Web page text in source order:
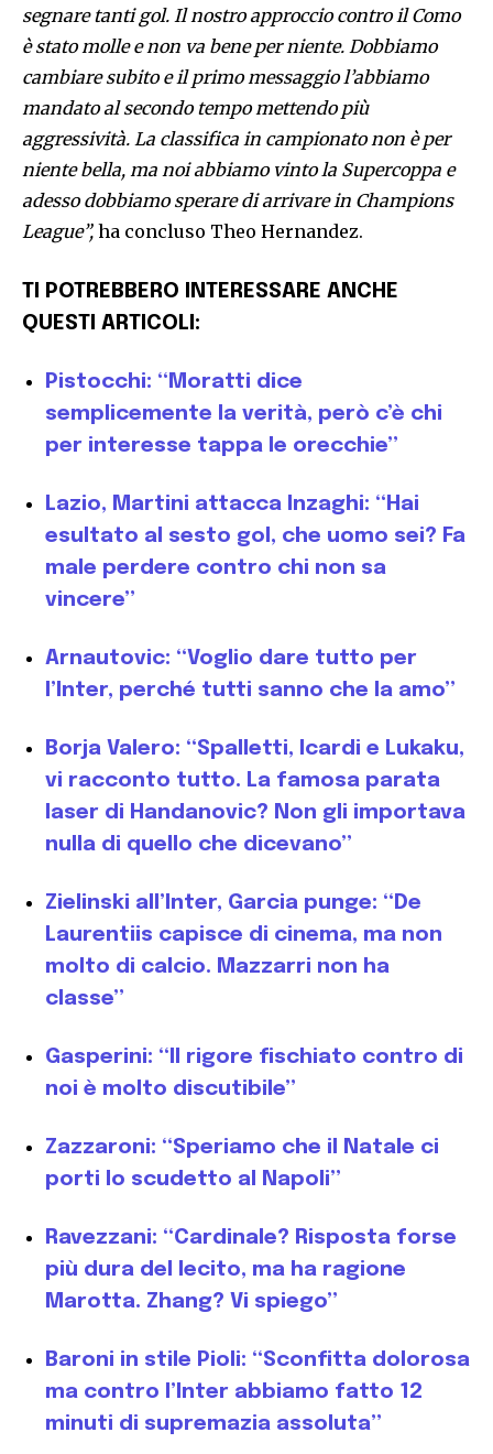
segnare tanti gol. Il nostro approccio contro il Como
è stato molle e non va bene per niente. Dobbiamo
cambiare subito e il primo messaggio l’abbiamo
mandato al secondo tempo mettendo più
aggressività. La classifica in campionato non è per
niente bella, ma noi abbiamo vinto la Supercoppa e
adesso dobbiamo sperare di arrivare in Champions
League”, ha concluso Theo Hernandez.
TI POTREBBERO INTERESSARE ANCHE
QUESTI ARTICOLI:
Pistocchi: “Moratti dice
semplicemente la verità, però c’è chi
per interesse tappa le orecchie”
Lazio, Martini attacca Inzaghi: “Hai
esultato al sesto gol, che uomo sei? Fa
male perdere contro chi non sa
vincere”
Arnautovic: “Voglio dare tutto per
l’Inter, perché tutti sanno che la amo”
Borja Valero: “Spalletti, Icardi e Lukaku,
vi racconto tutto. La famosa parata
laser di Handanovic? Non gli importava
nulla di quello che dicevano”
Zielinski all’Inter, Garcia punge: “De
Laurentiis capisce di cinema, ma non
molto di calcio. Mazzarri non ha
classe”
Gasperini: “Il rigore fischiato contro di
noi è molto discutibile”
Zazzaroni: “Speriamo che il Natale ci
porti lo scudetto al Napoli”
Ravezzani: “Cardinale? Risposta forse
più dura del lecito, ma ha ragione
Marotta. Zhang? Vi spiego”
Baroni in stile Pioli: “Sconfitta dolorosa
ma contro l’Inter abbiamo fatto 12
minuti di supremazia assoluta”